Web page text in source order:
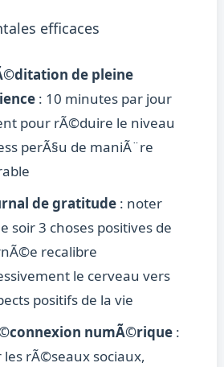
efficaces
de pleine
: 10 minutes par jour
pour rÃ©duire le niveau
perÃ§u de maniÃ¨re
de gratitude: noter
soir 3 choses positives de
recalibre
le cerveau vers
positifs de la vie
numÃ©rique:
les rÃ©seaux sociaux,